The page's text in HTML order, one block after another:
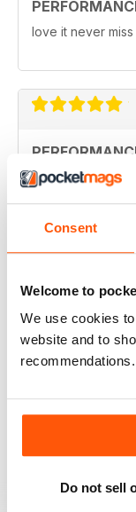
Consent
Welcome to
We use cookies
website and to
recommendations.
Do not sell
love it never
Love the
full on race cars,
magazine.
GREAT
Great MAG,
DÖPE